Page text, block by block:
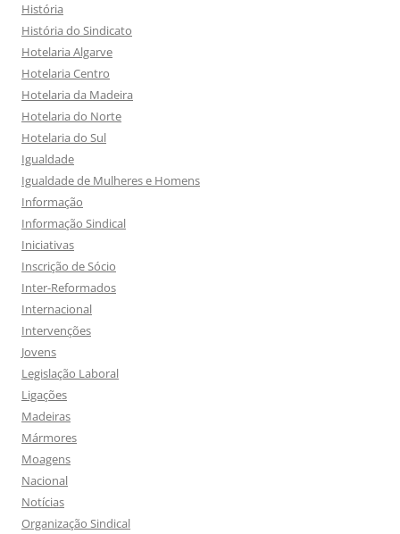
História
História do Sindicato
Hotelaria Algarve
Hotelaria Centro
Hotelaria da Madeira
Hotelaria do Norte
Hotelaria do Sul
Igualdade
Igualdade de Mulheres e Homens
Informação
Informação Sindical
Iniciativas
Inscrição de Sócio
Inter-Reformados
Internacional
Intervenções
Jovens
Legislação Laboral
Ligações
Madeiras
Mármores
Moagens
Nacional
Notícias
Organização Sindical